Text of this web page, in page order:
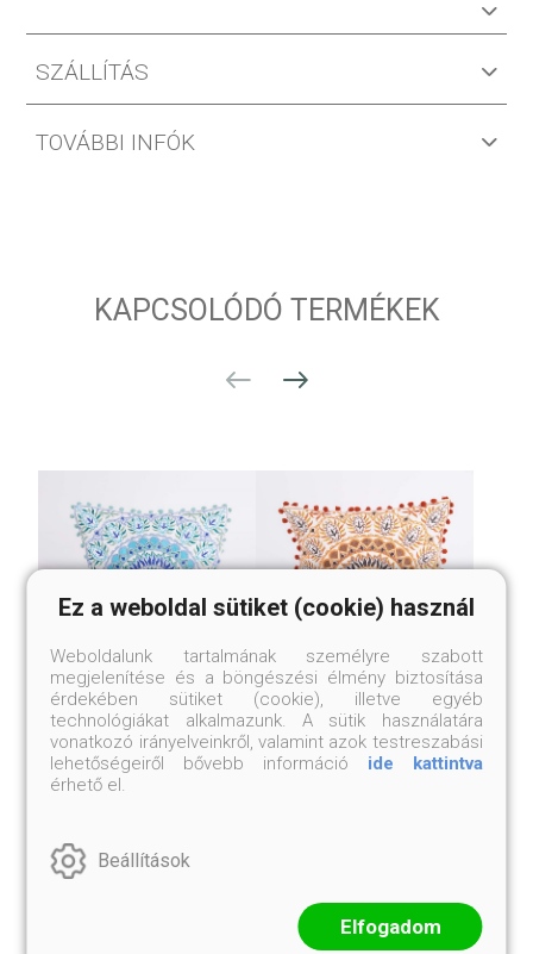
SZÁLLÍTÁS
TOVÁBBI INFÓK
KAPCSOLÓDÓ TERMÉKEK
KIS MÉRETŰ, KÉZI
HÍMZÉSŰ NEPÁLI
DÍSZPÁRNAHUZAT
KIS MÉRETŰ, KÉZI
HÍMZÉSŰ NEPÁLI
DÍSZPÁRNAHUZAT
Ez a weboldal sütiket (cookie) használ
Weboldalunk tartalmának személyre szabott
megjelenítése és a böngészési élmény biztosítása
érdekében sütiket (cookie), illetve egyéb
technológiákat alkalmazunk. A sütik használatára
vonatkozó irányelveinkről, valamint azok testreszabási
lehetőségeiről bővebb információ ide kattintva
érhető el.
Beállítások
Elfogadom